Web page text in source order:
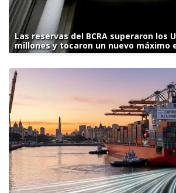
Las reservas del BCRA superaron los
millones y tocaron un nuevo máximo